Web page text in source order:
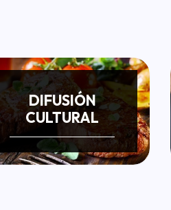
DIFUSIÓN
CULTURAL